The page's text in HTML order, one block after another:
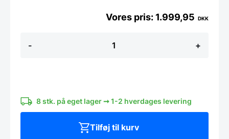
-
26
stegegaffel
af
+
1.999,95 DKK
8 stk. på eget lager ➞ 1-2 hverdages levering
Tilføj til kurv